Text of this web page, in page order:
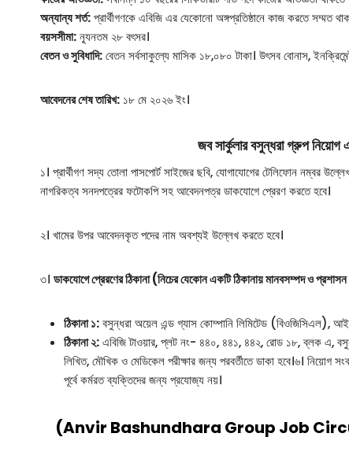
অন্যান্য শর্ত:প্রার্থীগণকে এবিজি এর যেকোনো অঙ্গপ্রতিষ্ঠানে কাজ করতে সম্মত
বয়সসীমা:ন্যূনতম ২৮ বৎসর।
বেতন ও সুবিধাদি:বেতন সর্বসাকুল্যে মাসিক ১৮,০৮০ টাকা। উৎসব বোনাস,
আবেদনের শেষ তারিখ: ১৮ মে ২০২৬ ইং।
জব সার্কুলার বসুন্ধরা গ্রুপ নিয়োগ
১। প্রার্থীগণ সদ্য তোলা পাসপোর্ট সাইজের ছবি, যোগাযোগের টেলিফোন নম্বর
নাগরিকত্ব সনদপত্রের ফটোকপি সহ আবেদনপত্র ডাকযোগে প্রেরণ করতে হবে।
২। খামের উপর আবেদনকৃত পদের নাম অবশ্যই উল্লেখ করতে হবে।
৩। ডাকযোগে প্রেরণের ঠিকানা (নিচের যেকোন একটি ঠিকানায় মানবসম্পদ ও প্রশাসন
ঠিকানা ১:বসুন্ধরা অয়েল এন্ড গ্যাস কোম্পানি লিমিটেড (বিওজিসিএল),
ঠিকানা ২:এবিজি টাওয়ার, প্লট নং- ৪৪০, ৪৪১, ৪৪২, রোড ১৮, ব্লক এ,
লিখিত, মৌখিক ও মেডিকেল পরীক্ষার জন্য পরবর্তীতে ডাকা হবে।৬।
পূর্বে কর্মরত ব্যক্তিদের জন্য প্রযোজ্য নয়।
(Anvir Bashundhara Group Job Circular